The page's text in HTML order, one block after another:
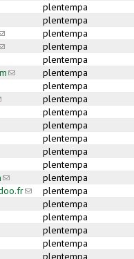
plentempa
plentempa
sends e-mail)
plentempa
sends e-mail)
plentempa
sends e-mail)plentempa
(link sends e-mail)
plentempa
plentempa
sends e-mail)
plentempa
plentempa
plentempa
plentempa
plentempa
e-mail)plentempa
(link sends e-mail)
plentempa
(link sends e-mail)
plentempa
e-mail)plentempa
plentempa
plentempa
e-mail)plentempa
e-mail)plentempa